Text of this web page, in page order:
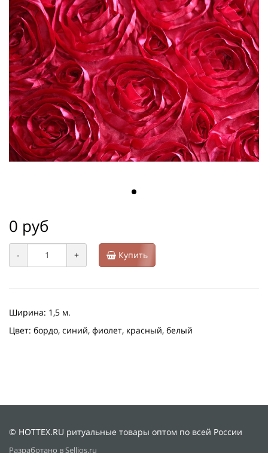
0 руб
- + Купить
Ширина: 1,5 м.
Цвет: бордо, синий, фиолет, красный, белый
© HOTTEX.RU ритуальные товары оптом по всей России
Разработано в Sellios.ru